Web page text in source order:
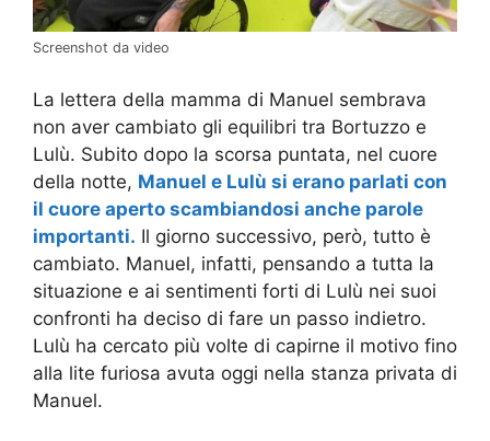
Screenshot da video
La lettera della mamma di Manuel sembrava
non aver cambiato gli equilibri tra Bortuzzo e
Lulù. Subito dopo la scorsa puntata, nel cuore
della notte, Manuel e Lulù si erano parlati con
il cuore aperto scambiandosi anche parole
importanti. Il giorno successivo, però, tutto è
cambiato. Manuel, infatti, pensando a tutta la
situazione e ai sentimenti forti di Lulù nei suoi
confronti ha deciso di fare un passo indietro.
Lulù ha cercato più volte di capirne il motivo fino
alla lite furiosa avuta oggi nella stanza privata di
Manuel.